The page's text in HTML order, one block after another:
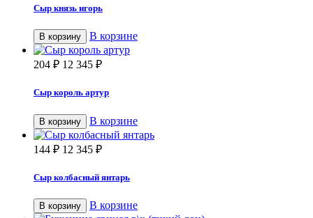
Сыр князь игорь
В корзину В корзине
204 ₽ 12 345 ₽
Сыр король артур
В корзину В корзине
144 ₽ 12 345 ₽
Сыр колбасный янтарь
В корзину В корзине